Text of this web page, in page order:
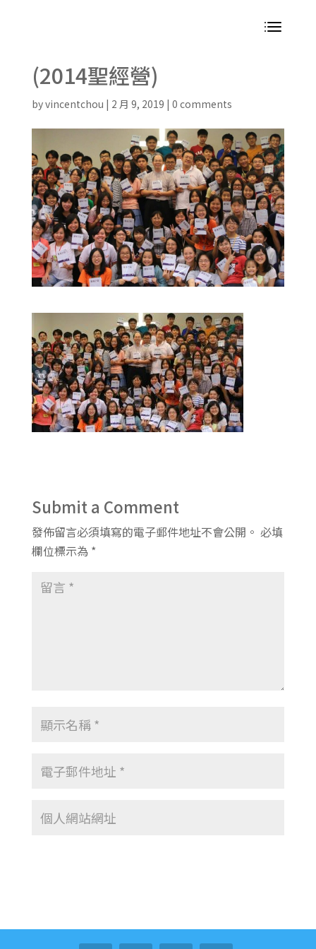
(2014聖經營)
byvincentchou | 2 月 9, 2019 | 0 comments
Submit a Comment
發佈留言必須填寫的電子郵件地址不會公開。 必填
欄位標示為 *